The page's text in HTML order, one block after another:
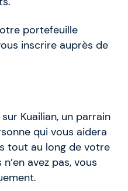
portefeuille
inscrire auprès de
Kuailian, un parrain
qui vous aidera
tout au long de votre
avez pas, vous